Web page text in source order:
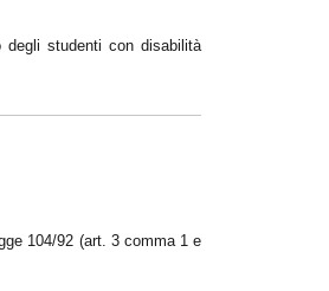
studenti con disabilità
104/92 (art. 3 comma 1 e